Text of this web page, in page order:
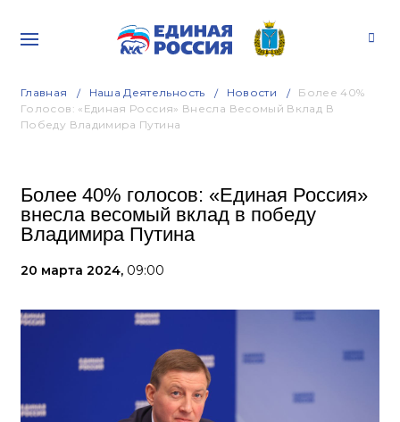
Главная Наша Деятельность Новости
Более 40%
Голосов: «Единая Россия» Внесла Весомый Вклад В
Победу Владимира Путина
Более 40% голосов: «Единая Россия»
внесла весомый вклад в победу
Владимира Путина
20 марта 2024, 09:00